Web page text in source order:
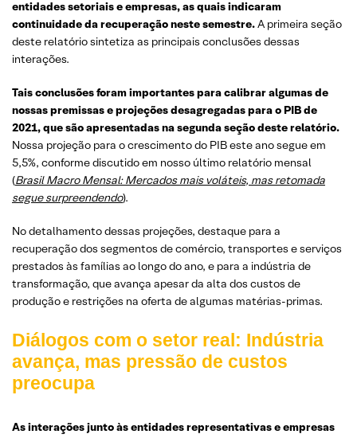
entidades setoriais e empresas, as quais indicaram
continuidade da recuperação neste semestre.A primeira seção
deste relatório sintetiza as principais conclusões dessas
interações.
Tais conclusões foram importantes para calibrar algumas de
nossas premissas e projeções desagregadas para o PIB de
2021, que são apresentadas na segunda seção deste relatório.
Nossa projeção para o crescimento do PIB este ano segue em
5,5%, conforme discutido em nosso último relatório mensal
(Brasil Macro Mensal: Mercados mais voláteis, mas retomada
segue surpreendendo).
No detalhamento dessas projeções, destaque para a
recuperação dos segmentos de comércio, transportes e serviços
prestados às famílias ao longo do ano, e para a indústria de
transformação, que avança apesar da alta dos custos de
produção e restrições na oferta de algumas matérias-primas.
Diálogos com o setor real: Indústria
avança, mas pressão de custos
preocupa
As interações junto às entidades representativas e empresas